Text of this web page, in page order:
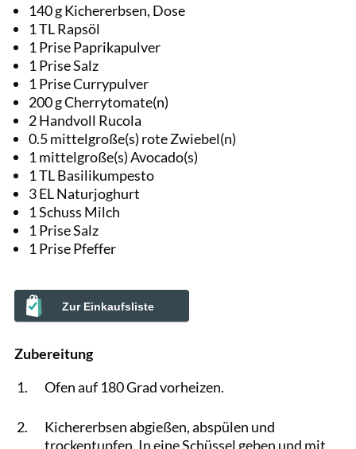
140 g Kichererbsen, Dose
1 TL Rapsöl
1 Prise Paprikapulver
1 Prise Salz
1 Prise Currypulver
200 g Cherrytomate(n)
2 Handvoll Rucola
0.5 mittelgroße(s) rote Zwiebel(n)
1 mittelgroße(s) Avocado(s)
1 TL Basilikumpesto
3 EL Naturjoghurt
1 Schuss Milch
1 Prise Salz
1 Prise Pfeffer
Zur Einkaufsliste
Zubereitung
Ofen auf 180 Grad vorheizen.
Kichererbsen abgießen, abspülen und
trockentupfen. In eine Schüssel geben und mit